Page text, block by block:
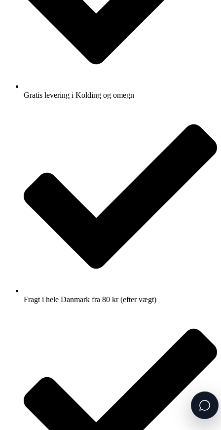
Gratis levering i Kolding og omegn
Fragt i hele Danmark fra 80 kr (efter vægt)